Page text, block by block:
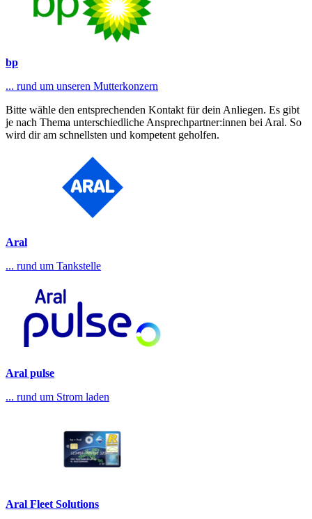
bp
... rund um unseren Mutterkonzern
Bitte wähle den entsprechenden Kontakt für dein Anliegen. Es gibt
je nach Thema unterschiedliche Ansprechpartner:innen bei Aral. So
wird dir am schnellsten und kompetent geholfen.
Aral
... rund um Tankstelle
Aral pulse
... rund um Strom laden
Aral Fleet Solutions